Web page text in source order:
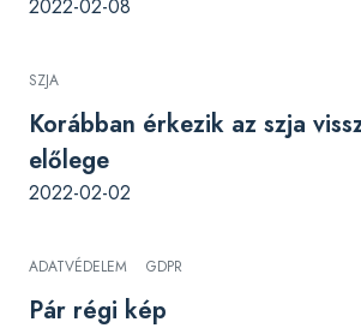
2022-02-08
SZJA
Korábban érkezik az szja
előlege
2022-02-02
ADATVÉDELEM GDPR
Pár régi kép